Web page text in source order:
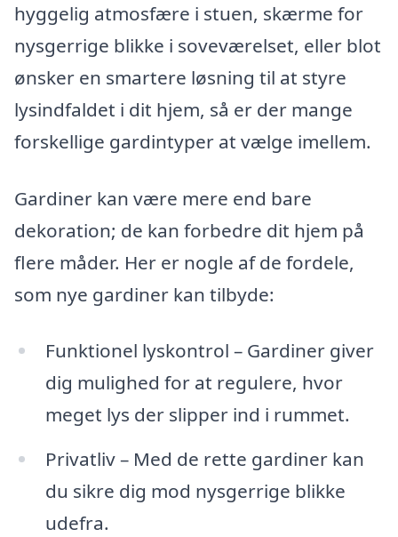
hyggelig atmosfære i stuen, skærme for
nysgerrige blikke i soveværelset, eller blot
ønsker en smartere løsning til at styre
lysindfaldet i dit hjem, så er der mange
forskellige gardintyper at vælge imellem.
Gardiner kan være mere end bare
dekoration; de kan forbedre dit hjem på
flere måder. Her er nogle af de fordele,
som nye gardiner kan tilbyde:
Funktionel lyskontrol – Gardiner giver
dig mulighed for at regulere, hvor
meget lys der slipper ind i rummet.
Privatliv – Med de rette gardiner kan
du sikre dig mod nysgerrige blikke
udefra.